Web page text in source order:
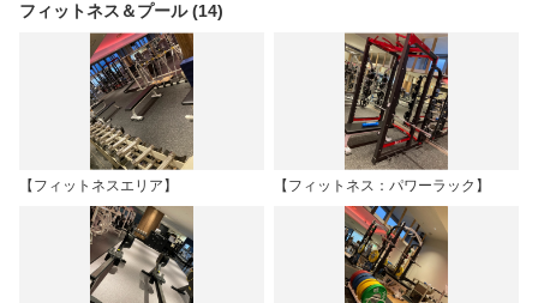
フィットネス＆プール (14)
【フィットネスエリア】 【フィットネス：パワーラック】